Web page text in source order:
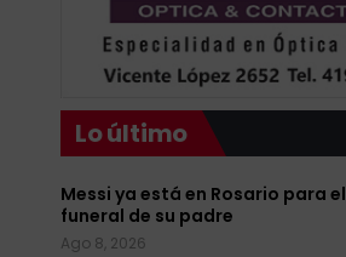
Lo último
Messi ya está en Rosario para el
funeral de su padre
Ago 8, 2026